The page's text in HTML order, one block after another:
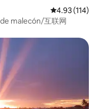
平均评分 4.93
4.93 (114)
malecón/互联网